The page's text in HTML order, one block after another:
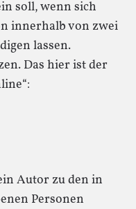
soll, wenn sich
innerhalb von zwei
lassen.
Das hier ist der
Autor zu den in
Personen